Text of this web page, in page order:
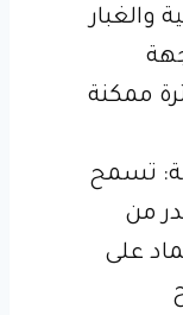
والغبار
ممكنة
تسمح
من
على